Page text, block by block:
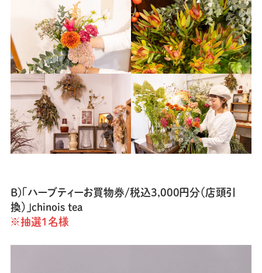
B)「ハーブティーお買物券/税込3,000円分（店頭引
換）」chinois tea
※抽選1名様